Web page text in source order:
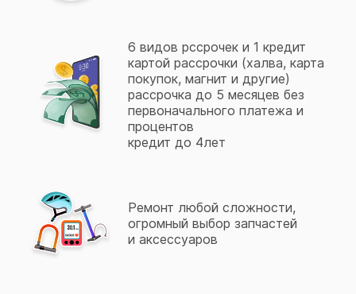
6 видов рссрочек и 1 кредит
картой рассрочки (халва, карта
покупок, магнит и другие)
рассрочка до 5 месяцев без
первоначального платежа и
процентов
кредит до 4лет
Ремонт любой сложности,
огромный выбор запчастей
и аксессуаров